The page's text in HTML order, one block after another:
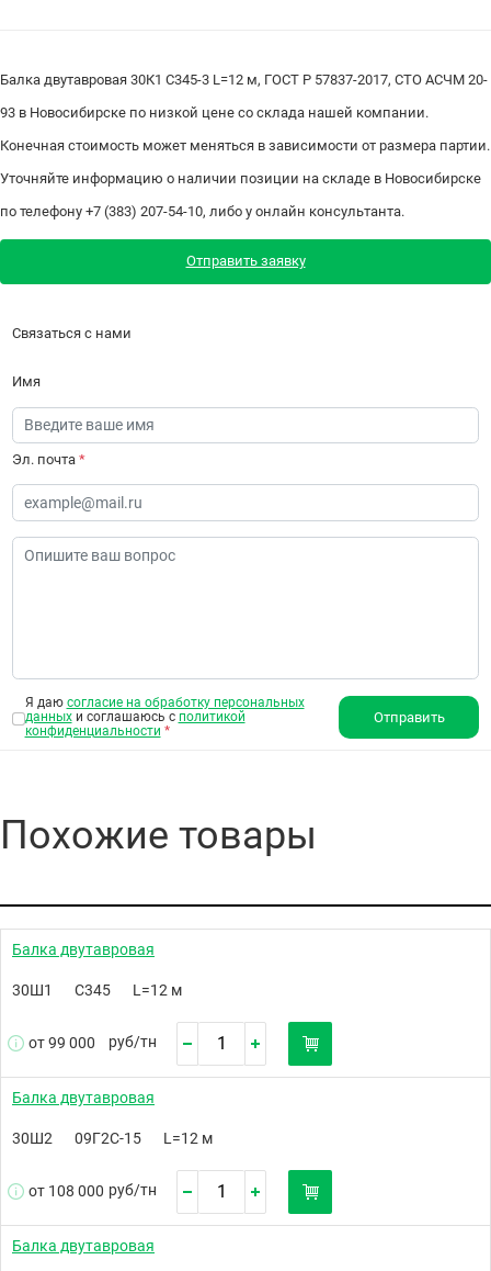
Балка двутавровая 30К1 С345-3 L=12 м, ГОСТ Р 57837-2017, СТО АСЧМ 20-
93 в Новосибирске по низкой цене со склада нашей компании.
Конечная стоимость может меняться в зависимости от размера партии.
Уточняйте информацию о наличии позиции на складе в Новосибирске
по телефону +7 (383) 207-54-10, либо у онлайн консультанта.
Отправить заявку
Связаться с нами
Имя
Эл. почта *
Я даю согласие на обработку персональных
данныхи соглашаюсь с политикой
конфиденциальности *
Отправить
Похожие товары
Балка двутавровая
30Ш1 С345 L=12 м
от 99 000 руб/тн
Балка двутавровая
30Ш2 09Г2С-15 L=12 м
от 108 000 руб/тн
Балка двутавровая